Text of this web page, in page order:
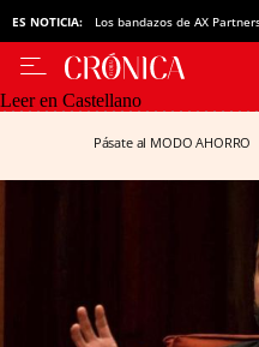
ES NOTICIA: Los bandazos de AX
Leer en Castellano
Pásate al MODO AHORRO